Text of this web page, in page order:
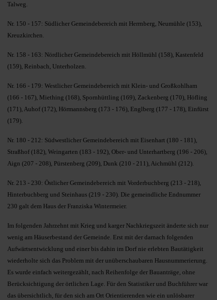
Talweg.
Nr. 150 - 157: Südlicher Gemeindebereich mit Herrnberg, Neumühle (153),
Kreuzkirchen.
Nr. 158 - 163: Nördlicher Gemeindebereich mit Höllmühl (158), Kastenfeld
(159), Reinbach, Unterholzen.
Nr. 166 - 179: Westlicher Gemeindebereich mit Klein- und Großkohlham
(166 - 167), Miething (168), Spornhüttling (169), Zackenberg (170), Höfling
(171), Auhof (172), Hörmannsberg (173 - 176), Englberg (177 - 178), Einfürst
(179).
Nr. 180 - 212: Südwestlicher Gemeindebereich mit Eisenhart (180 - 181),
Straßhof (182), Weingarten (183 - 192), Ober- und Unterhartberg (196 - 206),
Aign (207 - 208), Pürstenberg (209), Dunk (210 - 211), Aichmühl (212).
Nr. 213 - 230: Östlicher Gemeindebereich mit Vorderbuchberg (213 - 218),
Hinterbuchberg und Steinhaus (219 - 230). Die gemeindliche Endnummer
230 galt dem Haus der Franziska Wintermeier.
Im folgenden Jahrzehnt mit Krieg und karger Nachkriegszeit änderte sich nur
wenig am Häuserbestand der Gemeinde. Erst mit der darnach folgenden
Aufwärtsentwicklung und einer bis dahin im Dorf nie erlebten Bautätigkeit
wiederholte sich das Problem mit der unüberschaubaren Hausnummerierung.
Es wurde einfach weitergezählt, nach Reihenfolge der Bauanträge, ohne
Berücksichtigung der örtlichen Lage. Für den Statistiker und Buchführer war
das übersichtlich, für den sich am Ort Orientierenden wie ein unlösbarer